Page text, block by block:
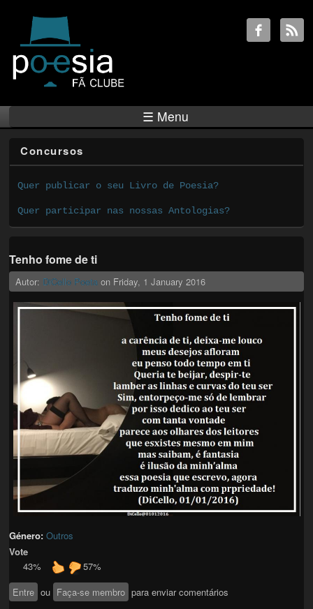
☰ Menu
Concursos
Quer publicar o seu Livro de Poesia?
Quer participar nas nossas Antologias?
Tenho fome de ti
Autor: DiCello Poeta on Friday, 1 January 2016
Género:Outros
Vote
43%
57%
Entre ou Faça-se membro para enviar comentários